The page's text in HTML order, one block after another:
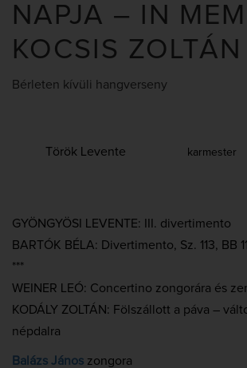
NAPJA – IN
KOCSIS ZOLTÁN
Bérleten kívüli hangverseny
Török Levente karmester
GYÖNGYÖSI LEVENTE: III. divertimento
BARTÓK BÉLA: Divertimento, Sz. 113, BB
***
WEINER LEÓ: Concertino zongorára és
KODÁLY ZOLTÁN: Fölszállott a páva –
népdalra
Balázs János zongora